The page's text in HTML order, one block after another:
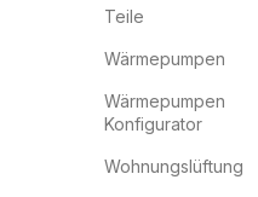
Teile
Wärmepumpen
Wärmepumpen
Konfigurator
Wohnungslüftung